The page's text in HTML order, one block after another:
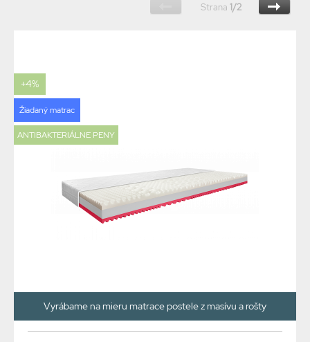
Strana 1/2
+4%
Žiadaný matrac
ANTIBAKTERIÁLNE PENY
Vyrábame na mieru matrace postele z masívu a rošty